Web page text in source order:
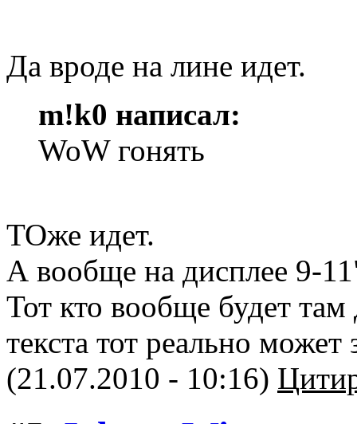
Да вроде на лине идет.
m!k0 написал:
WoW гонять
ТОже идет.
А вообще на дисплее 9-
Тот кто вообще будет
текста тот реально
(21.07.2010 - 10:16)